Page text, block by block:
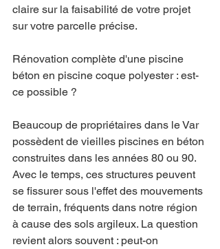
claire sur la faisabilité de votre projet
sur votre parcelle précise.
Rénovation complète d'une piscine
béton en piscine coque polyester : est-
ce possible ?
Beaucoup de propriétaires dans le Var
possèdent de vieilles piscines en béton
construites dans les années 80 ou 90.
Avec le temps, ces structures peuvent
se fissurer sous l'effet des mouvements
de terrain, fréquents dans notre région
à cause des sols argileux. La question
revient alors souvent : peut-on